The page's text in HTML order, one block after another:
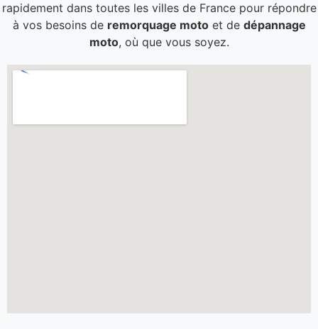
rapidement dans toutes les villes de France pour répondre
à vos besoins de remorquage motoet de dépannage
moto, où que vous soyez.